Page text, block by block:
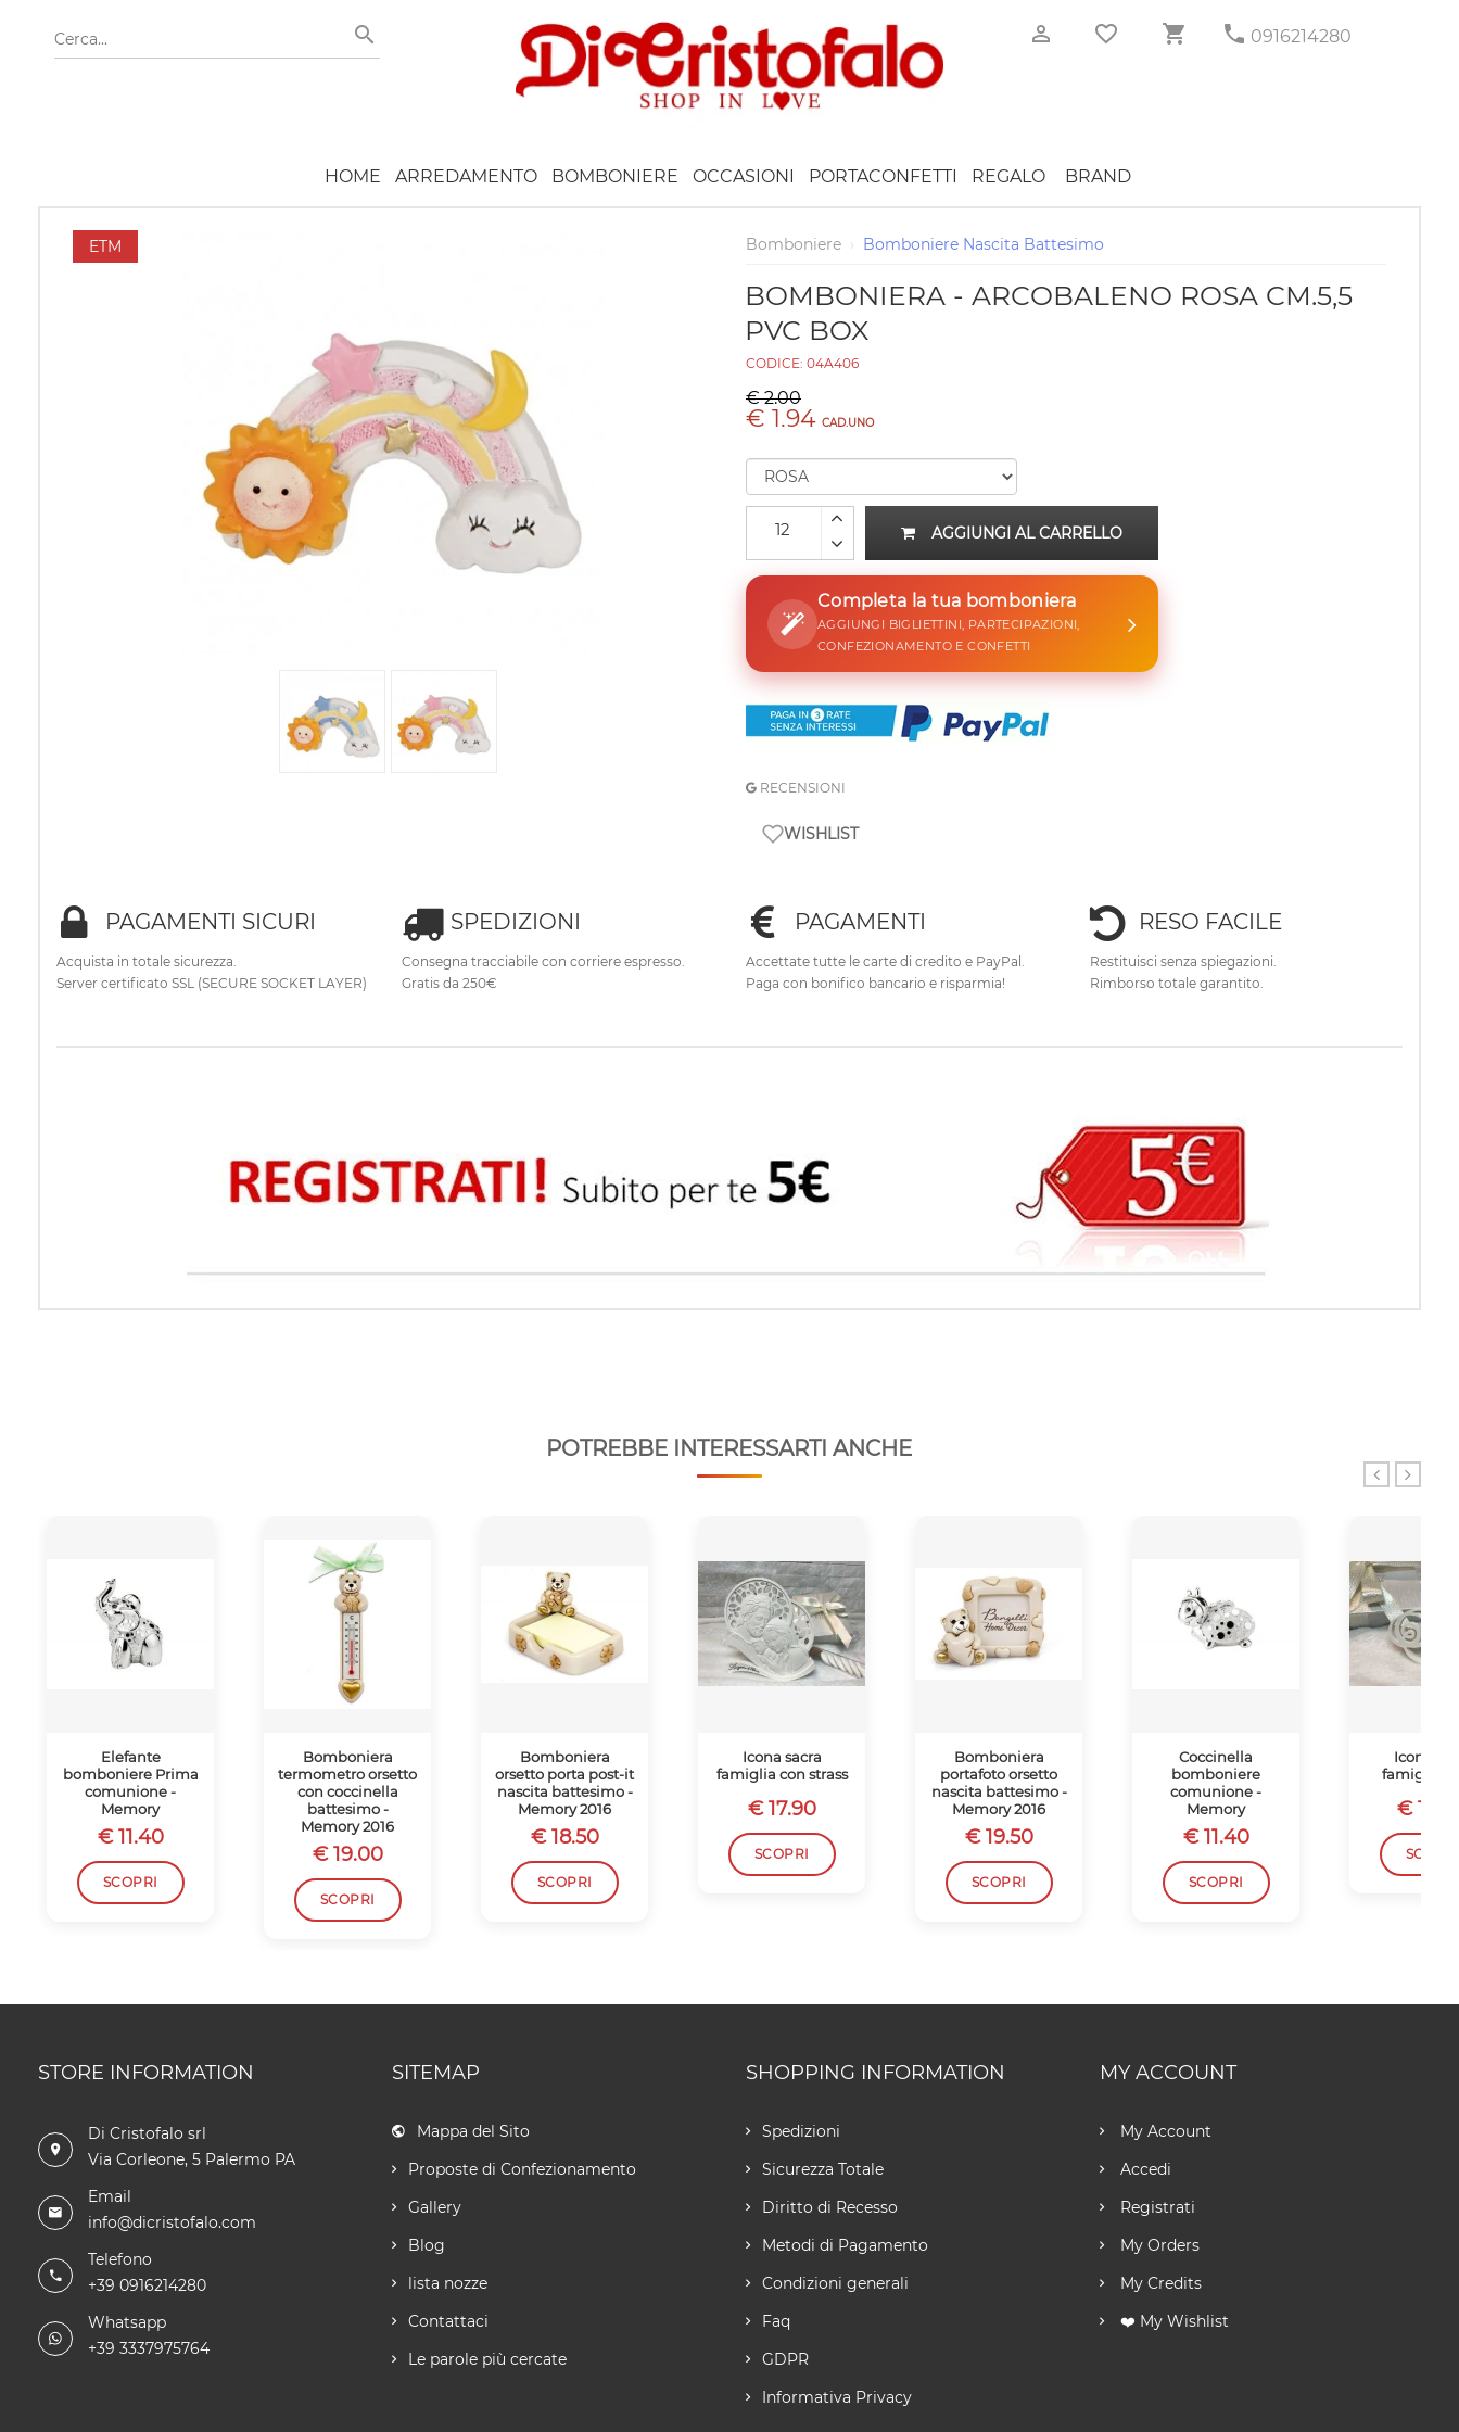
0916214280
HOME ARREDAMENTO BOMBONIERE OCCASIONI PORTACONFETTI REGALO BRAND
ETM Bomboniere › Bomboniere Nascita Battesimo
BOMBONIERA - ARCOBALENO ROSA CM.5,5
PVC BOX
CODICE: 04A406
€ 2.00
€ 1.94 CAD.UNO
AGGIUNGI AL CARRELLO
Completa la tua bomboniera
AGGIUNGI BIGLIETTINI, PARTECIPAZIONI,
CONFEZIONAMENTO E CONFETTI
RECENSIONI
WISHLIST
PAGAMENTI SICURI
Acquista in totale sicurezza.
Server certificato SSL (SECURE SOCKET LAYER)
SPEDIZIONI
Consegna tracciabile con corriere espresso.
Gratis da 250€
PAGAMENTI
Accettate tutte le carte di credito e PayPal.
Paga con bonifico bancario e risparmia!
RESO FACILE
Restituisci senza spiegazioni.
Rimborso totale garantito.
POTREBBE INTERESSARTI ANCHE
Elefante
bomboniere Prima
comunione -
Memory
€ 11.40
SCOPRI
Bomboniera
termometro orsetto
con coccinella
battesimo -
Memory 2016
€ 19.00
SCOPRI
Bomboniera
orsetto porta post-it
nascita battesimo -
Memory 2016
€ 18.50
SCOPRI
Icona sacra
famiglia con strass
€ 17.90
SCOPRI
Bomboniera
portafoto orsetto
nascita battesimo -
Memory 2016
€ 19.50
SCOPRI
Coccinella
bomboniere
comunione -
Memory
€ 11.40
SCOPRI
Icona
famiglia
€
STORE INFORMATION
Di Cristofalo srl
Via Corleone, 5 Palermo PA
Email
info@dicristofalo.com
Telefono
+39 0916214280
Whatsapp
+39 3337975764
SITEMAP
Mappa del Sito
Proposte di Confezionamento
Gallery
Blog
lista nozze
Contattaci
Le parole più cercate
SHOPPING INFORMATION
Spedizioni
Sicurezza Totale
Diritto di Recesso
Metodi di Pagamento
Condizioni generali
Faq
GDPR
Informativa Privacy
MY ACCOUNT
My Account
Accedi
Registrati
My Orders
My Credits
❤️ My Wishlist